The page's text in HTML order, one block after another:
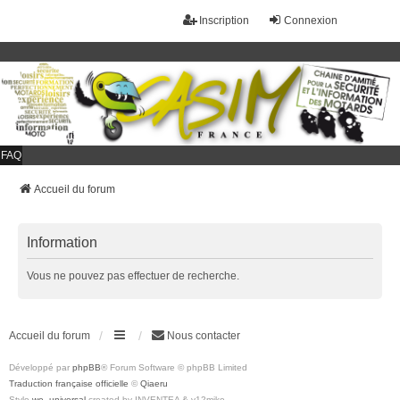
Connexion
Inscription
FAQ
Accueil du forum
Information
Vous ne pouvez pas effectuer de recherche.
Accueil du forum Nous contacter
Développé par phpBB® Forum Software © phpBB Limited
Traduction française officielle © Qiaeru